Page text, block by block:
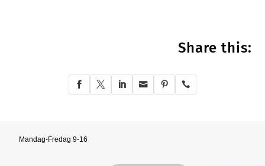
Share this:
     
Mandag-Fredag 9-16